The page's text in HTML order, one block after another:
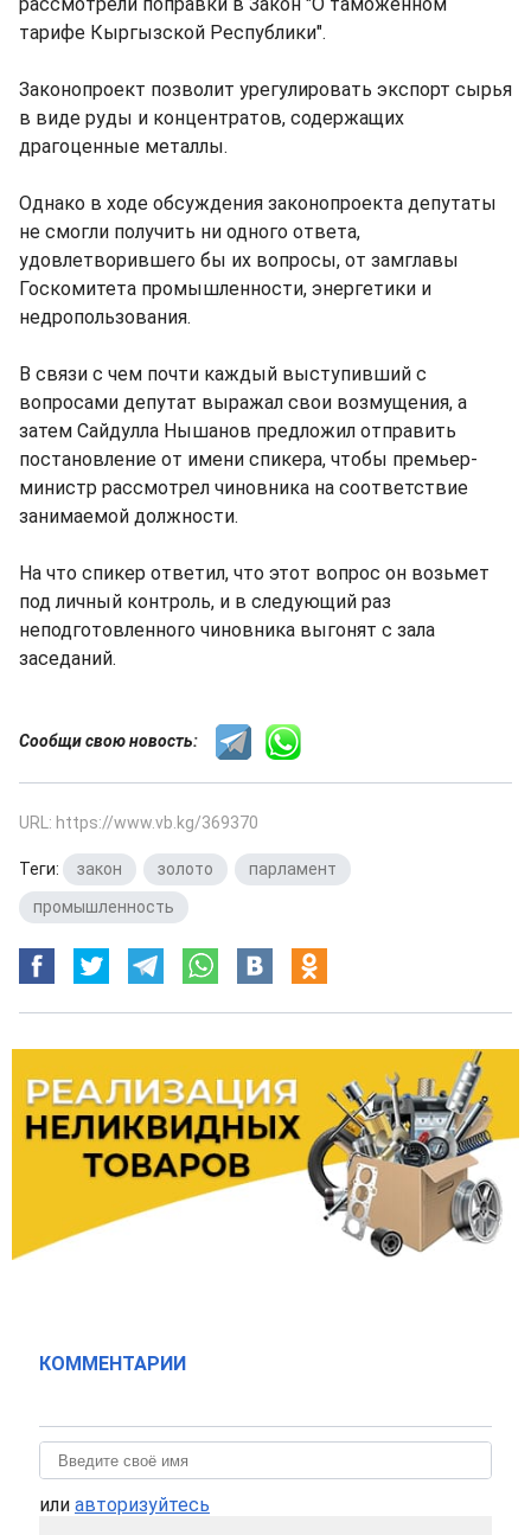
тарифе Кыргызской Республики".
Законопроект позволит урегулировать экспорт сырья
в виде руды и концентратов, содержащих
драгоценные металлы.
Однако в ходе обсуждения законопроекта депутаты
не смогли получить ни одного ответа,
удовлетворившего бы их вопросы, от замглавы
Госкомитета промышленности, энергетики и
недропользования.
В связи с чем почти каждый выступивший с
вопросами депутат выражал свои возмущения, а
затем Сайдулла Нышанов предложил отправить
постановление от имени спикера, чтобы премьер-
министр рассмотрел чиновника на соответствие
занимаемой должности.
На что спикер ответил, что этот вопрос он возьмет
под личный контроль, и в следующий раз
неподготовленного чиновника выгонят с зала
заседаний.
Сообщи свою новость:
URL: https://www.vb.kg/369370
Теги: закон золото парламент
промышленность
КОММЕНТАРИИ
или авторизуйтесь